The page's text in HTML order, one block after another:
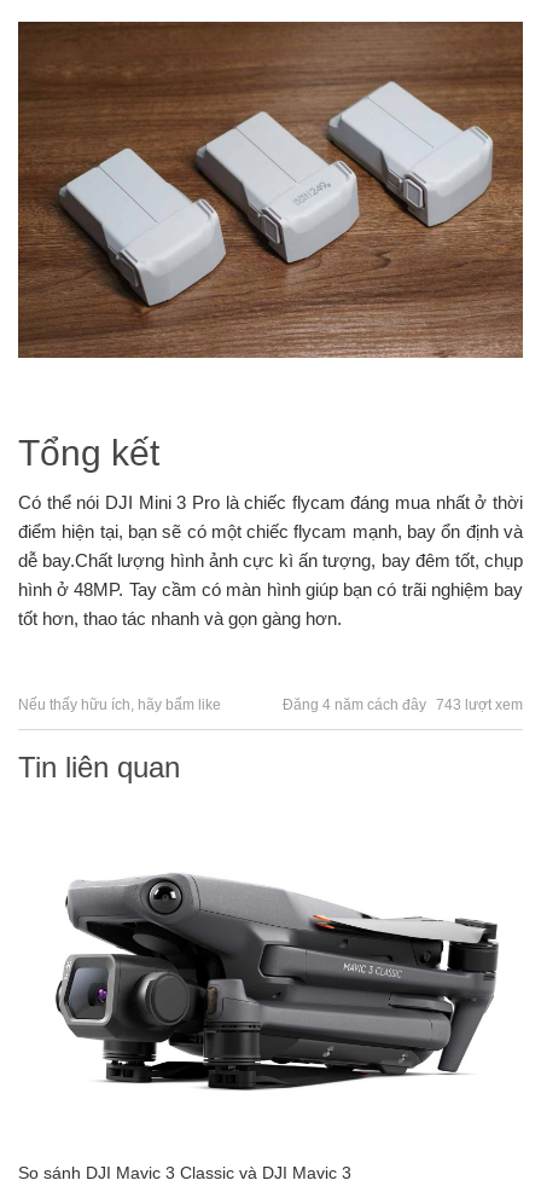
Tổng kết
Có thể nói DJI Mini 3 Pro là chiếc flycam đáng mua nhất ở thời
điểm hiện tại, bạn sẽ có một chiếc flycam mạnh, bay ổn định và
dễ bay.Chất lượng hình ảnh cực kì ấn tượng, bay đêm tốt, chụp
hình ở 48MP. Tay cầm có màn hình giúp bạn có trãi nghiệm bay
tốt hơn, thao tác nhanh và gọn gàng hơn.
Nếu thấy hữu ích, hãy bấm like Đăng 4 năm cách đây 743 lượt xem
Tin liên quan
So sánh DJI Mavic 3 Classic và DJI Mavic 3